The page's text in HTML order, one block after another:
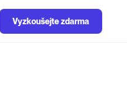
Vyzkoušejte zdarma